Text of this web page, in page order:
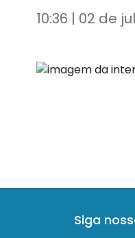
10:36 | 02 de
Siga